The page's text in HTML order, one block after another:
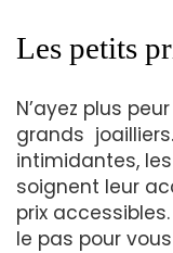
Les petits
N’ayez plus
grands
intimidantes,
soignent leur
prix
le pas pour